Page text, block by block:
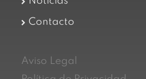
Contacto
Aviso Legal